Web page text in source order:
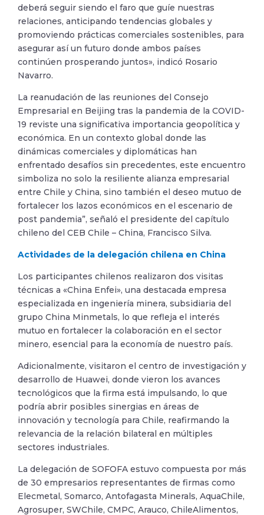
deberá seguir siendo el faro que guíe nuestras
relaciones, anticipando tendencias globales y
promoviendo prácticas comerciales sostenibles, para
asegurar así un futuro donde ambos países
continúen prosperando juntos», indicó Rosario
Navarro.
La reanudación de las reuniones del Consejo
Empresarial en Beijing tras la pandemia de la COVID-
19 reviste una significativa importancia geopolítica y
económica. En un contexto global donde las
dinámicas comerciales y diplomáticas han
enfrentado desafíos sin precedentes, este encuentro
simboliza no solo la resiliente alianza empresarial
entre Chile y China, sino también el deseo mutuo de
fortalecer los lazos económicos en el escenario de
post pandemia”, señaló el presidente del capítulo
chileno del CEB Chile – China, Francisco Silva.
Actividades de la delegación chilena en China
Los participantes chilenos realizaron dos visitas
técnicas a «China Enfei», una destacada empresa
especializada en ingeniería minera, subsidiaria del
grupo China Minmetals, lo que refleja el interés
mutuo en fortalecer la colaboración en el sector
minero, esencial para la economía de nuestro país.
Adicionalmente, visitaron el centro de investigación y
desarrollo de Huawei, donde vieron los avances
tecnológicos que la firma está impulsando, lo que
podría abrir posibles sinergias en áreas de
innovación y tecnología para Chile, reafirmando la
relevancia de la relación bilateral en múltiples
sectores industriales.
La delegación de SOFOFA estuvo compuesta por más
de 30 empresarios representantes de firmas como
Elecmetal, Somarco, Antofagasta Minerals, AquaChile,
Agrosuper, SWChile, CMPC, Arauco, ChileAlimentos,